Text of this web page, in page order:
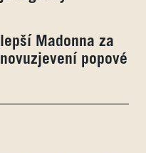
Madonna za
popové